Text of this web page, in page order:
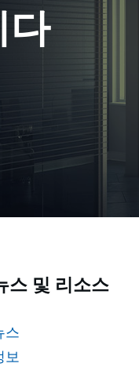
다
스 및 리소스
스
보